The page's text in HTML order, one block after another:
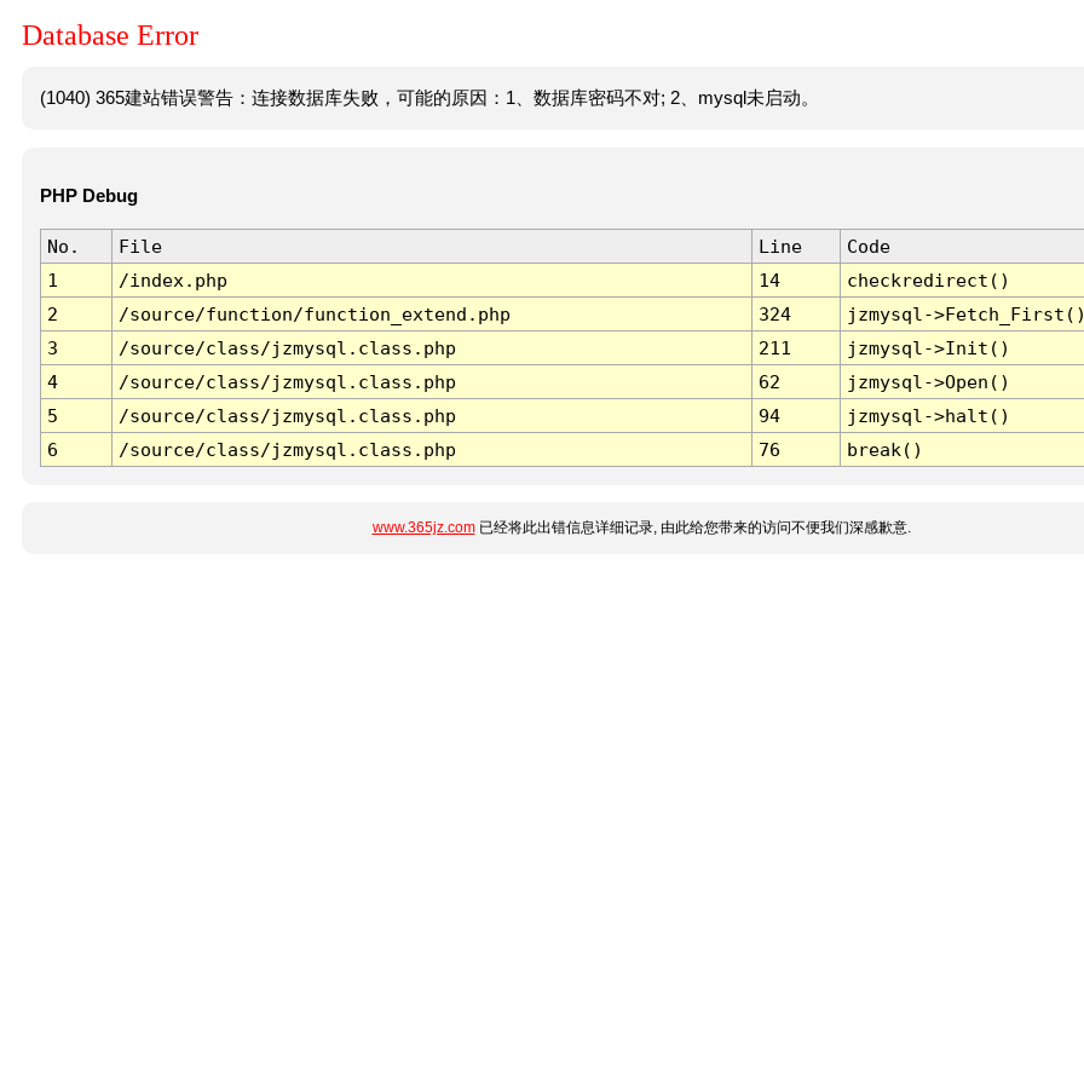
Database Error
(1040) 365建站错误警告：连接数据库失败，可能的原因：1、数据库密码不对; 2、mysql未启动。
PHP Debug
No. File Line
Code
1
/index.php 14
checkredirect()
2
/source/function/function_extend.php 324
jzmysql-
3
/source/class/jzmysql.class.php 211
jzmysql->Init()
4
/source/class/jzmysql.class.php 62
jzmysql->Open()
5
/source/class/jzmysql.class.php 94
jzmysql->halt()
6
/source/class/jzmysql.class.php 76 break()
www.365jz.com已经将此出错信息详细记录, 由此给您带来的访问不便我们深感歉意.